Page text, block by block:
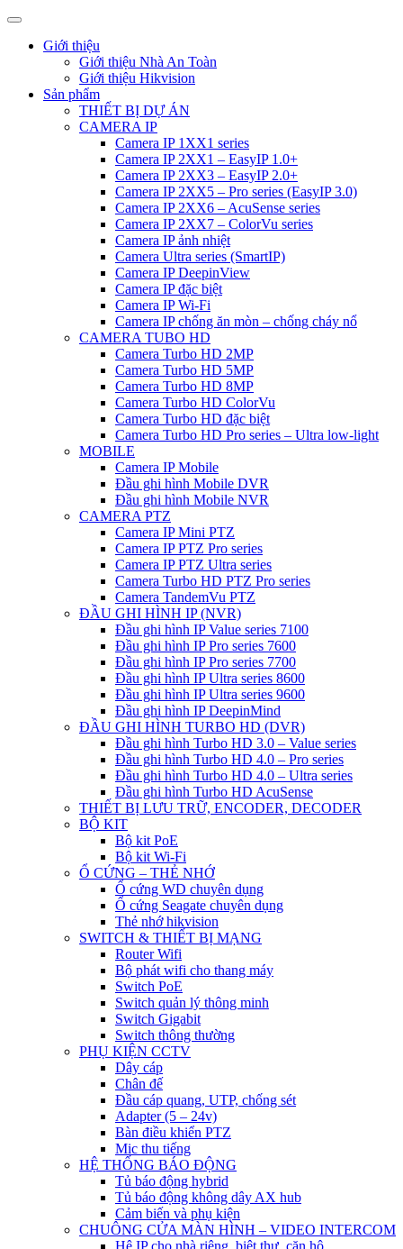
Giới thiệu
Giới thiệu Nhà An Toàn
Giới thiệu Hikvision
Sản phẩm
THIẾT BỊ DỰ ÁN
CAMERA IP
Camera IP 1XX1 series
Camera IP 2XX1 – EasyIP 1.0+
Camera IP 2XX3 – EasyIP 2.0+
Camera IP 2XX5 – Pro series (EasyIP 3.0)
Camera IP 2XX6 – AcuSense series
Camera IP 2XX7 – ColorVu series
Camera IP ảnh nhiệt
Camera Ultra series (SmartIP)
Camera IP DeepinView
Camera IP đặc biệt
Camera IP Wi-Fi
Camera IP chống ăn mòn – chống cháy nổ
CAMERA TUBO HD
Camera Turbo HD 2MP
Camera Turbo HD 5MP
Camera Turbo HD 8MP
Camera Turbo HD ColorVu
Camera Turbo HD đặc biệt
Camera Turbo HD Pro series – Ultra low-light
MOBILE
Camera IP Mobile
Đầu ghi hình Mobile DVR
Đầu ghi hình Mobile NVR
CAMERA PTZ
Camera IP Mini PTZ
Camera IP PTZ Pro series
Camera IP PTZ Ultra series
Camera Turbo HD PTZ Pro series
Camera TandemVu PTZ
ĐẦU GHI HÌNH IP (NVR)
Đầu ghi hình IP Value series 7100
Đầu ghi hình IP Pro series 7600
Đầu ghi hình IP Pro series 7700
Đầu ghi hình IP Ultra series 8600
Đầu ghi hình IP Ultra series 9600
Đầu ghi hình IP DeepinMind
ĐẦU GHI HÌNH TURBO HD (DVR)
Đầu ghi hình Turbo HD 3.0 – Value series
Đầu ghi hình Turbo HD 4.0 – Pro series
Đầu ghi hình Turbo HD 4.0 – Ultra series
Đầu ghi hình Turbo HD AcuSense
THIẾT BỊ LƯU TRỮ, ENCODER, DECODER
BỘ KIT
Bộ kit PoE
Bộ kit Wi-Fi
Ổ CỨNG – THẺ NHỚ
Ổ cứng WD chuyên dụng
Ổ cứng Seagate chuyên dụng
Thẻ nhớ hikvision
SWITCH & THIẾT BỊ MẠNG
Router Wifi
Bộ phát wifi cho thang máy
Switch PoE
Switch quản lý thông minh
Switch Gigabit
Switch thông thường
PHỤ KIỆN CCTV
Dây cáp
Chân đế
Đầu cáp quang, UTP, chống sét
Adapter (5 – 24v)
Bàn điều khiển PTZ
Mic thu tiếng
HỆ THỐNG BÁO ĐỘNG
Tủ báo động hybrid
Tủ báo động không dây AX hub
Cảm biến và phụ kiện
CHUÔNG CỬA MÀN HÌNH – VIDEO INTERCOM
Hệ IP cho nhà riêng, biệt thự, căn hộ